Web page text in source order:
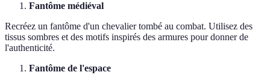
Fantôme médiéval
Recréez un fantôme d'un chevalier tombé au combat. Utilisez des
tissus sombres et des motifs inspirés des armures pour donner de
l'authenticité.
Fantôme de l'espace